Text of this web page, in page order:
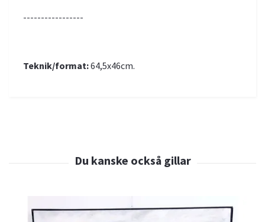
-----------------
Teknik/format:64,5x46cm.